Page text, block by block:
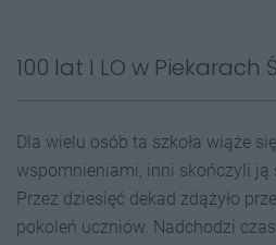
100 lat I LO w Piekarach
Dla wielu osób ta szkoła wiąże
wspomnieniami, inni skończyli ją
Przez dziesięć dekad zdążyło
pokoleń uczniów. Nadchodzi